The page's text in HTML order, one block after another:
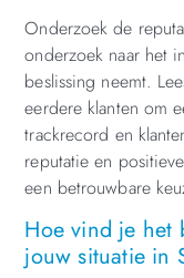
Onderzoek de
onderzoek naar het
beslissing neemt.
eerdere klanten om
trackrecord en
reputatie en
een betrouwbare
Hoe vind je het
jouw situatie in